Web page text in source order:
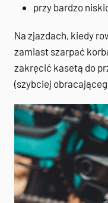
przy bardzo
Na zjazdach, kiedy
zamiast szarpać
zakręcić kasetą do
(szybciej